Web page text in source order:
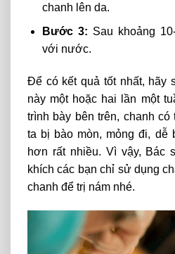
chanh lên da.
Bước 3: Sau khoảng
với nước.
Để có kết quả tốt nhất, hãy
này một hoặc hai lần một
trình bày bên trên, chanh
ta bị bào mòn, mỏng đi, dễ
hơn rất nhiều. Vì vậy, Bác
khích các bạn chỉ sử dụng
chanh để trị nám nhé.